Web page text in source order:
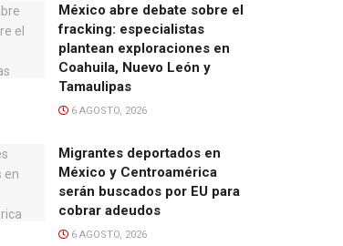
México abre debate sobre el
fracking: especialistas
plantean exploraciones en
Coahuila, Nuevo León y
Tamaulipas
6 AGOSTO, 2026
Migrantes deportados en
México y Centroamérica
serán buscados por EU para
cobrar adeudos
6 AGOSTO, 2026